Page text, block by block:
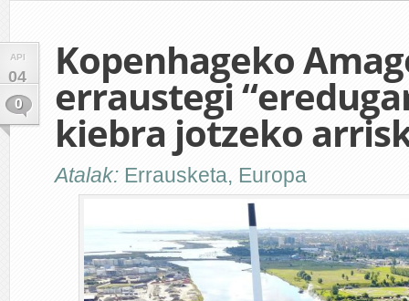
API
04
0
Kopenhageko
erraustegi
kiebra jotzeko
Atalak: Errausketa, Europa